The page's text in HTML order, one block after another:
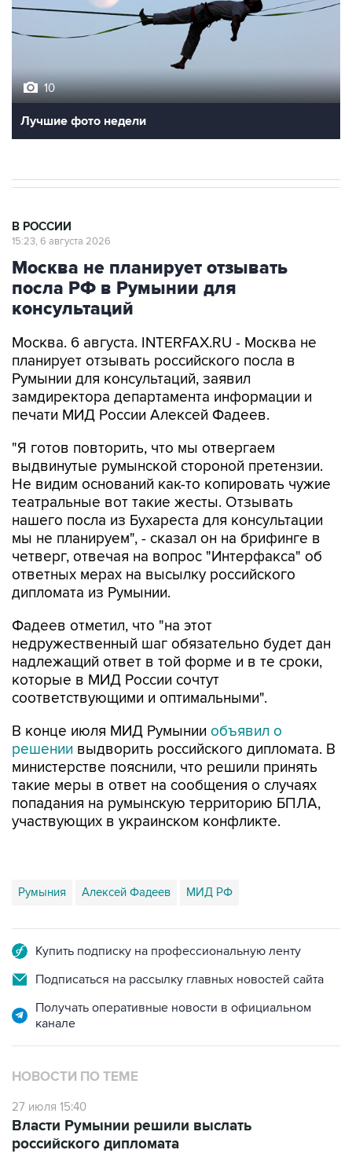
10
Лучшие фото недели
В РОССИИ
15:23, 6 августа 2026
Москва не планирует отзывать
посла РФ в Румынии для
консультаций
Москва. 6 августа. INTERFAX.RU - Москва не
планирует отзывать российского посла в
Румынии для консультаций, заявил
замдиректора департамента информации и
печати МИД России Алексей Фадеев.
"Я готов повторить, что мы отвергаем
выдвинутые румынской стороной претензии.
Не видим оснований как-то копировать чужие
театральные вот такие жесты. Отзывать
нашего посла из Бухареста для консультации
мы не планируем", - сказал он на брифинге в
четверг, отвечая на вопрос "Интерфакса" об
ответных мерах на высылку российского
дипломата из Румынии.
Фадеев отметил, что "на этот
недружественный шаг обязательно будет дан
надлежащий ответ в той форме и в те сроки,
которые в МИД России сочтут
соответствующими и оптимальными".
В конце июля МИД Румынии объявил о
решении выдворить российского дипломата. В
министерстве пояснили, что решили принять
такие меры в ответ на сообщения о случаях
попадания на румынскую территорию БПЛА,
участвующих в украинском конфликте.
Румыния Алексей Фадеев МИД РФ
Купить подписку на профессиональную ленту
Подписаться на рассылку главных новостей сайта
Получать оперативные новости в официальном
канале
НОВОСТИ ПО ТЕМЕ
27 июля 15:40
Власти Румынии решили выслать
российского дипломата